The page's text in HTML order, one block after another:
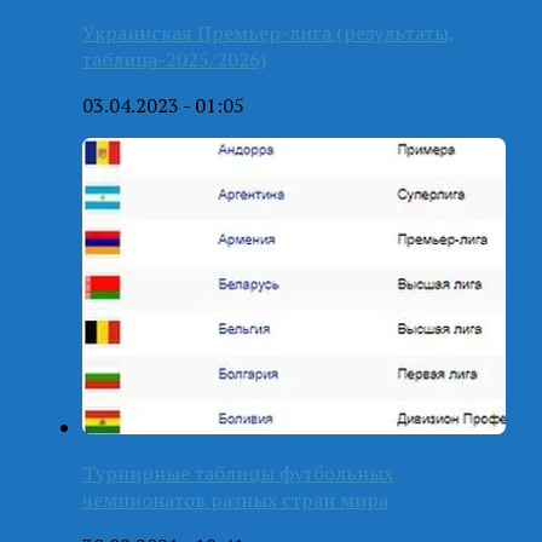
Украинская Премьер-лига (результаты,
таблица-2025/2026)
03.04.2023 - 01:05
Турнирные таблицы футбольных
чемпионатов разных стран мира